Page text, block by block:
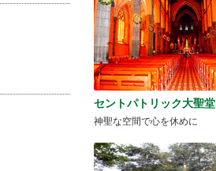
セントパトリック大聖堂
神聖な空間で心を休めに